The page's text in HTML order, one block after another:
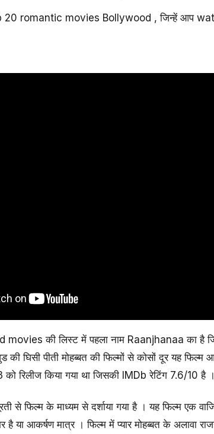
20 romantic movies Bollywood , जिन्हें आप
की लिस्ट में पहला नाम Raanjhanaa का है
की घिसी पीती मोहब्बत की फिल्मों से कोसों दूर यह
रिलीज किया गया था जिसकी IMDb रेटिंग 7.6/10 है ।
से फिल्म के माध्यम से दर्शाया गया है । यह फिल्म एक
है या आकर्षण मात्र । फिल्म में प्यार मोहब्बत के अलावा